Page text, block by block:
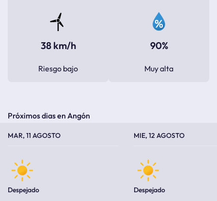
38 km/h
Riesgo bajo
90%
Muy alta
Próximos dias en Angón
MAR, 11 AGOSTO
Despejado
MIE, 12 AGOSTO
Despejado